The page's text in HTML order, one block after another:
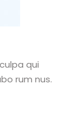
qui
rum nus.